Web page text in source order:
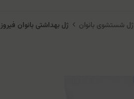
ژل شستشوی بانوان ژل بهداشتی بانوان فیروز